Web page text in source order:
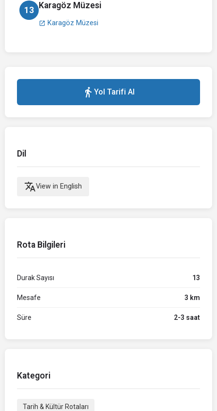
13 Karagöz Müzesi
open_in_new Karagöz Müzesi
directions_walk Yol Tarifi Al
Dil
translateView in English
Rota Bilgileri
Durak Sayısı 13
Mesafe 3 km
Süre 2-3 saat
Kategori
Tarih & Kültür Rotaları